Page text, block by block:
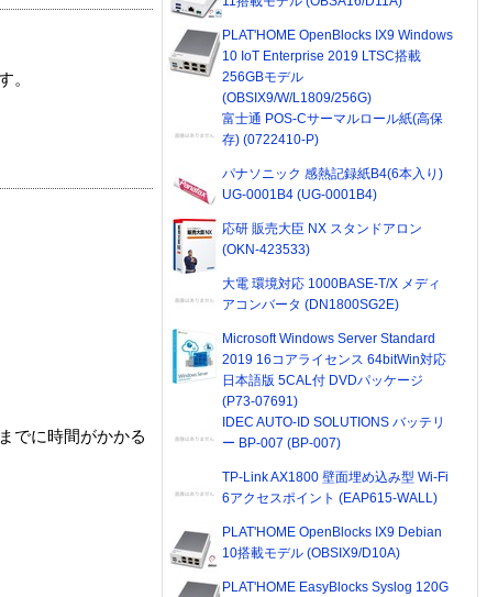
。
でに時間がかかる
PLAT'HOME OpenBlocks IX9 Windows
10 IoT Enterprise 2019 LTSC搭載
256GBモデル
(OBSIX9/W/L1809/256G)
富士通 POS-Cサーマルロール紙(高保
存) (0722410-P)
パナソニック 感熱記録紙B4(6本入り)
UG-0001B4 (UG-0001B4)
応研 販売大臣 NX スタンドアロン
(OKN-423533)
大電 環境対応 1000BASE-T/X メディ
アコンバータ (DN1800SG2E)
Microsoft Windows Server Standard
2019 16コアライセンス 64bitWin対応
日本語版 5CAL付 DVDパッケージ
(P73-07691)
IDEC AUTO-ID SOLUTIONS バッテリ
ー BP-007 (BP-007)
TP-Link AX1800 壁面埋め込み型 Wi-Fi
6アクセスポイント (EAP615-WALL)
PLAT'HOME OpenBlocks IX9 Debian
10搭載モデル (OBSIX9/D10A)
PLAT'HOME EasyBlocks Syslog 120G